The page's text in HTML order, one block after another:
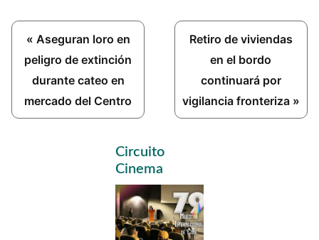
Previous
Post:
« Aseguran loro en
peligro de extinción
durante cateo en
mercado del Centro
Next
Post:
Retiro de viviendas
en el bordo
continuará por
vigilancia fronteriza »
Primary
Sidebar
Circuito
Cinema